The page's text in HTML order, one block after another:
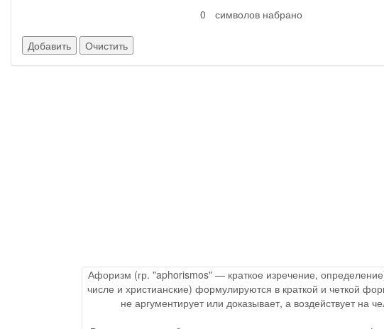
символов набрано
Афоризм (гр. "aphorismos" — краткое изречение,
числе и христианские) формулируются в краткой и четкой
не аргументирует или доказывает, а воздействует